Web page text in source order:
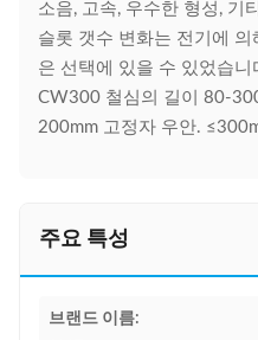
소음, 고속, 우수한 형성, 기
슬롯 갯수 변화는 전기에
은 선택에 있을 수 있었습
CW300 철심의 길이 80-
200mm 고정자 우안.
주요 특성
브랜드 이름: